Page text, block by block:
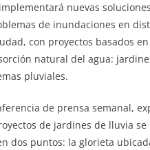
nuevas
de inundaciones en
con proyectos basados
natural del agua:
pluviales.
de prensa semanal,
de jardines de lluvia se
dos puntos: la glorieta